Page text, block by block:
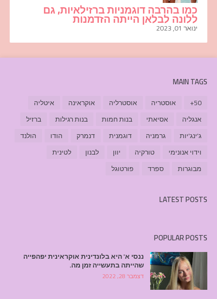
כמו בהרבה דוגמניות ברזילאיות, גם
ללונה לבלאן הייתה הזדמנות
ינואר 01, 2023
MAIN TAGS
50+ אוסטריה אוסטרליה אוקראינה
איטליה
אנגליה
אסיאתי בנות חמות בנות רגילות
ברזיל
ג'ינג'יות
גרמניה דוגמנית דנמרק הודו
הולנד
וידוי אנונימי
טורקיה יוון לבנון
לטינית
מבוגרות
ספרד פורטוגל
LATEST POSTS
POPULAR POSTS
ננסי א' היא בלונדינית אוקראינית יפהפייה
שהייתה בתעשייה זמן מה.
דצמבר 28, 2022